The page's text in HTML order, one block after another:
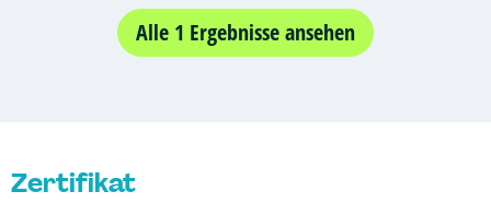
Betriebliches Gesundheitsmanagement
(Expert)
Brand Management
Alle 1 Ergebnisse ansehen
Zertifikat